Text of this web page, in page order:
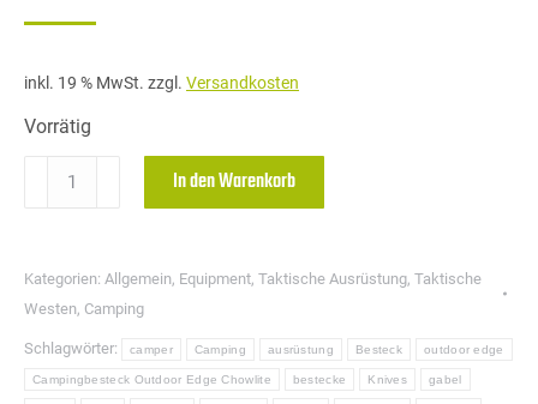
inkl. 19 % MwSt. zzgl. Versandkosten
Vorrätig
OUTDOOR
EDGE
Chowlite
Menge
In den Warenkorb
Kategorien: Allgemein, Equipment, Taktische Ausrüstung, Taktische
Westen, Camping
Schlagwörter: camper Camping ausrüstung Besteck outdoor edge
Campingbesteck Outdoor Edge Chowlite bestecke Knives gabel